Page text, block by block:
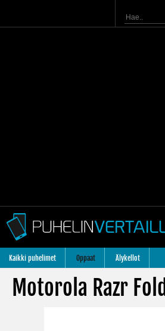
Kaikki puhelimet Oppaat Älykellot
Motorola Razr Fold